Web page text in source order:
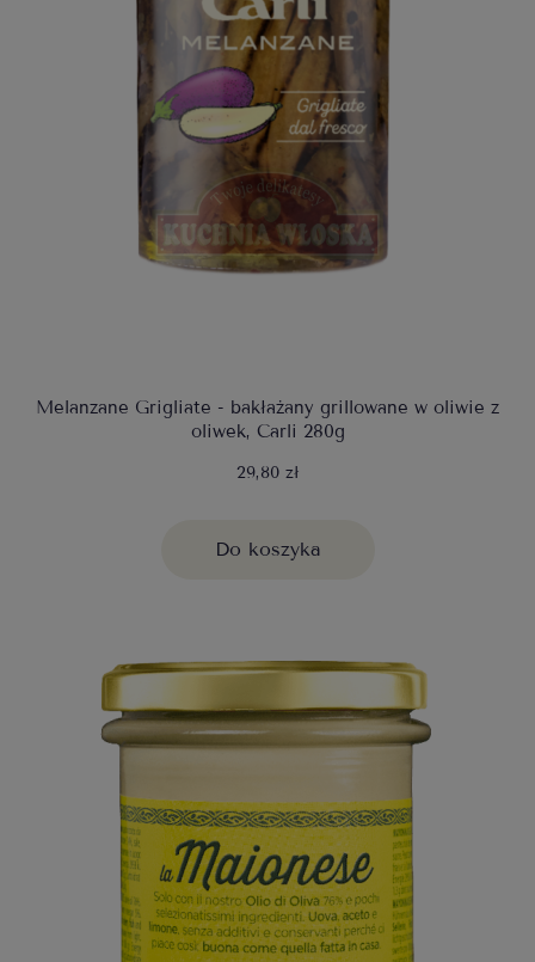
Melanzane Grigliate - bakłażany grillowane w oliwie z
oliwek, Carli 280g
29,80 zł
Do koszyka